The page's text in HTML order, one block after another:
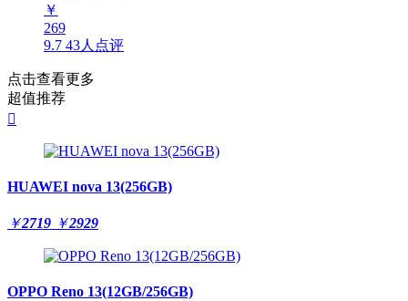
￥
269
9.7 43人点评
点击查看更多
超值推荐

HUAWEI nova 13(256GB)
￥2719 ￥2929
OPPO Reno 13(12GB/256GB)